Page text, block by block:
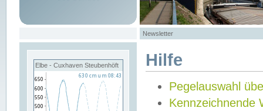
Newsletter
Elbe - Cuxhaven Steubenhöft Hilfe
Pegelauswahl
Kennzeichnende